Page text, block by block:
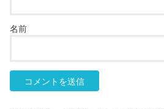
名前